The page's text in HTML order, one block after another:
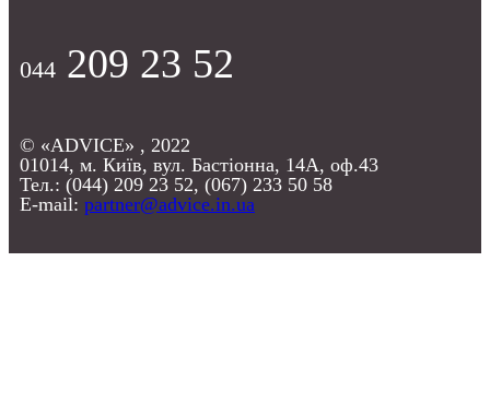
044 209 23 52
© «ADVICE» , 2022
01014, м. Київ, вул. Бастіонна, 14А, оф.43
Тел.: (044) 209 23 52, (067) 233 50 58
E-mail: partner@advice.in.ua